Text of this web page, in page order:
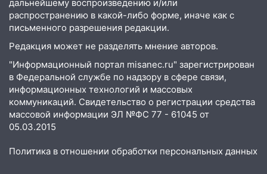
дальнейшему воспроизведению и/или
распространению в какой-либо форме, иначе как с
письменного разрешения редакции.
Редакция может не разделять мнение авторов.
"Информационный портал misanec.ru" зарегистрирован
в Федеральной службе по надзору в сфере связи,
информационных технологий и массовых
коммуникаций. Свидетельство о регистрации средства
массовой информации ЭЛ №ФС 77 - 61045 от
05.03.2015
Политика в отношении обработки персональных данных